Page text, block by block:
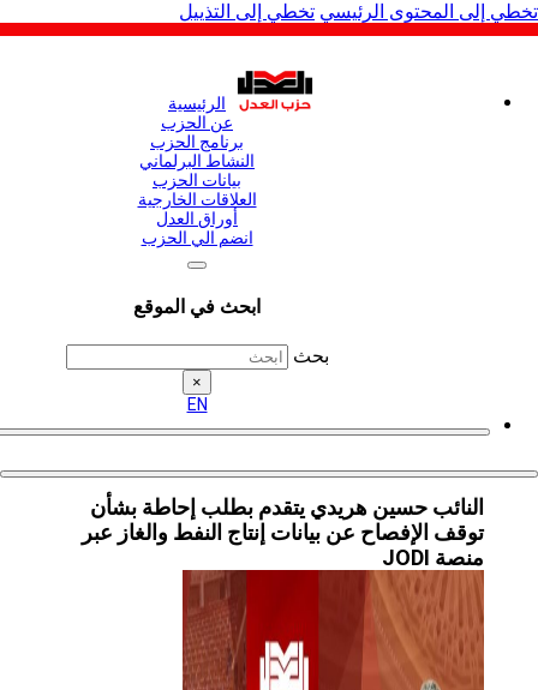
المحتوى الرئيسي تخطي إلى التذييل
الرئيسية
عن الحزب
برنامج الحزب
النشاط البرلماني
بيانات الحزب
العلاقات الخارجية
أوراق العدل
انضم الي الحزب
ابحث في الموقع
النائب حسين هريدي يتقدم بطلب إحاطة بشأن
توقف الإفصاح عن بيانات إنتاج النفط والغاز عبر
منصة JODI